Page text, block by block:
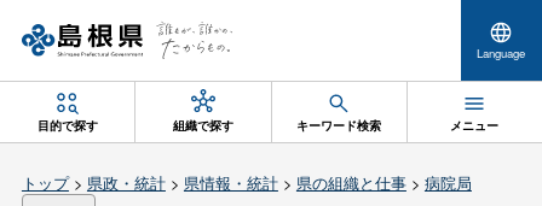
Language
目的で探す 組織で探す キーワード検索 メニュー
トップ> 県政・統計> 県情報・統計> 県の組織と仕事> 病院局